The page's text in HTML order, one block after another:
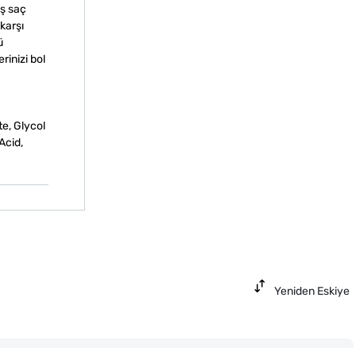
saç
bol
Glycol
Yeniden Eskiye